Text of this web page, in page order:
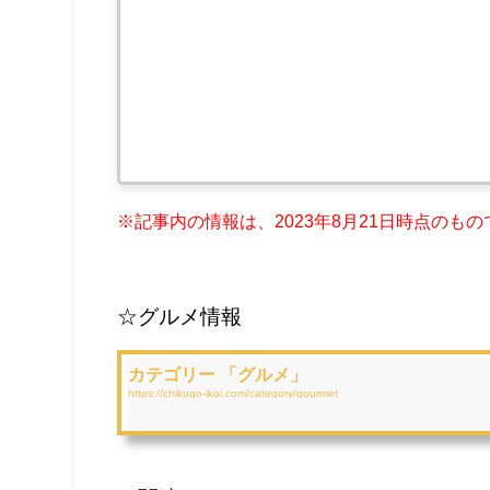
※記事内の情報は、2023年8月21 日時点のもの
☆グルメ情報
カテゴリー 「グルメ」
https://chikugo-ikoi.com/category/gourmet